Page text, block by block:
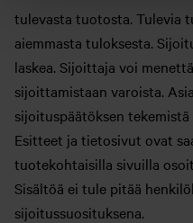
tulevasta tuotosta. Tulevia
aiemmasta tuloksesta.
laskea. Sijoittaja voi
sijoittamistaan varoista.
sijoituspäätöksen
Esitteet ja tietosivut ovat
tuotekohtaisilla sivuilla
Sisältöä ei tule pitää
sijoitussuosituksena.